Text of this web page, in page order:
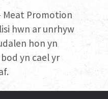
Meat Promotion
hwn ar unrhyw
hon yn
yn cael yr